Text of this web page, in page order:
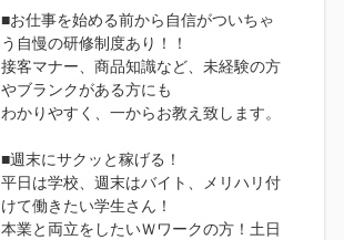
■お仕事を始める前から自信がついちゃ
う自慢の研修制度あり！！
接客マナー、商品知識など、未経験の方
やブランクがある方にも
わかりやすく、一からお教え致します。
■週末にサクッと稼げる！
平日は学校、週末はバイト、メリハリ付
けて働きたい学生さん！
本業と両立をしたいＷワークの方！土日